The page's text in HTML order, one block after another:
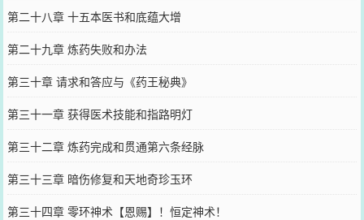
第二十八章 十五本医书和底蕴大增
第二十九章 炼药失败和办法
第三十章 请求和答应与《药王秘典》
第三十一章 获得医术技能和指路明灯
第三十二章 炼药完成和贯通第六条经脉
第三十三章 暗伤修复和天地奇珍玉环
第三十四章 零环神术【恩赐】！恒定神术！